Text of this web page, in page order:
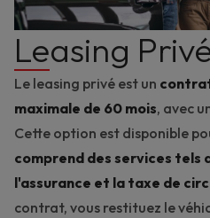
Leasing
Le leasing privé est un
maximale de 60 mois, avec
Cette option est disponible
comprend des services tels
l'assurance et la taxe de
contrat, vous restituez le